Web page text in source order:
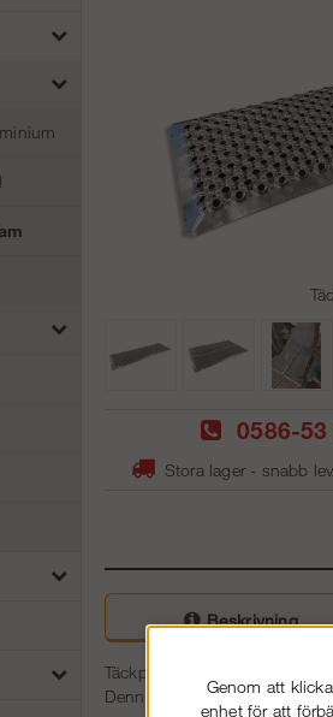
0586-53
Stora lager - snabb
Beskrivning
Täckplåt för att täcka
Denna är anpassad efter
Genom att
enhet för att